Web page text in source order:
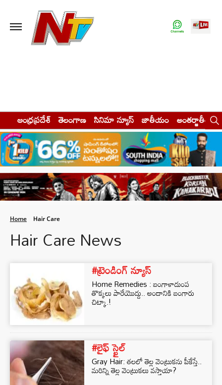
ఆంధ్రప్రదేశ్ తెలంగాణ సినిమా న్యూస్ జాతీయం అంతర్జాతీయం
Home Hair Care
Hair Care News
#ట్రెండింగ్ న్యూస్
Home Remedies : బంగాళాదుంప
తొక్కలు పారేయొద్దు.. అందానికి బంగారు
చిట్కా.!
#లైఫ్ స్టైల్
Gray Hair: తలలో తెల్ల వెంట్రుకను పీకేస్తే..
మరిన్ని తెల్ల వెంట్రుకలు వస్తాయా?